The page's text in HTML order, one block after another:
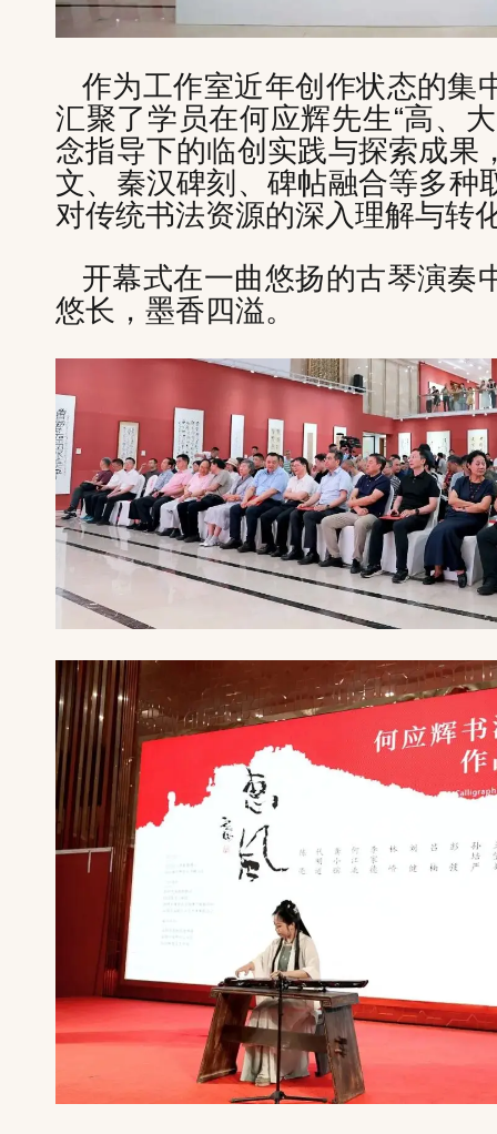
作为工作室近年创作状态的集
汇聚了学员在何应辉先生“高、
念指导下的临创实践与探索成果
文、秦汉碑刻、碑帖融合等多种
对传统书法资源的深入理解与转
开幕式在一曲悠扬的古琴演奏
悠长，墨香四溢。